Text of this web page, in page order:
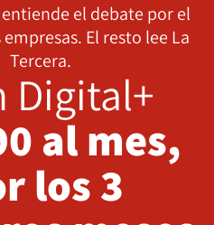
el debate por el
El resto lee La
Tercera.
Digital+
al mes,
los 3